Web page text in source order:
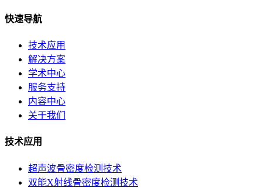
快速导航
技术应用
解决方案
学术中心
服务支持
内容中心
关于我们
技术应用
超声波骨密度检测技术
双能X射线骨密度检测技术